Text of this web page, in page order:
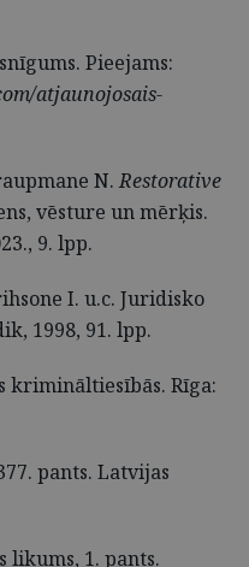
Pieejams:
atjaunojosais-
N.Restorative
vēsture un mērķis.
9. lpp.
I. u.c. Juridisko
1998, 91. lpp.
krimināltiesībās. Rīga:
pants. Latvijas
1. pants.